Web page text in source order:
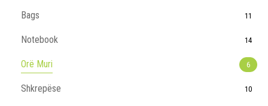
Bags 11
Notebook 14
Orë Muri 6
Shkrepëse 10